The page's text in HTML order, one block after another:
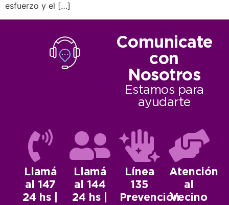
esfuerzo y el […]
Comunicate
con
Nosotros
Estamos para
ayudarte
Llamá
al 147
24 hs |
Llamá
al 144
24 hs |
Línea
135
Prevención
Atención
al
Vecino